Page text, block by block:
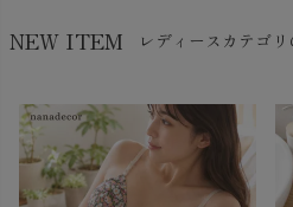
NEW ITEM レディースカテゴ